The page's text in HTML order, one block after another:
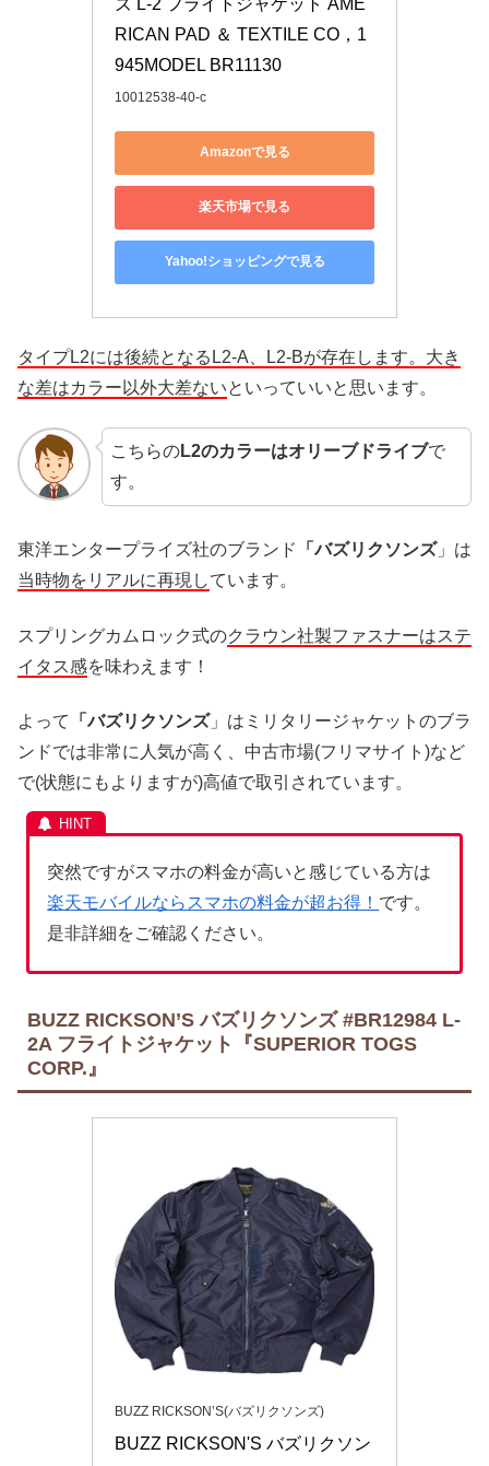
RICAN PAD ＆ TEXTILE CO，1
945MODEL BR11130
10012538-40-c
Amazonで見る
楽天市場で見る
Yahoo!ショッピングで見る
タイプL2には後続となるL2-A、L2-Bが存在します。大き
な差はカラー以外大差ないといっていいと思います。
こちらのL2のカラーはオリーブドライブで
す。
東洋エンタープライズ社のブランド 「バズリクソンズ」は
当時物をリアルに再現しています。
スプリングカムロック式のクラウン社製ファスナーはステ
イタス感を味わえます！
よって 「バズリクソンズ」はミリタリージャケットのブラ
ンドでは非常に人気が高く、中古市場(フリマサイト)など
で(状態にもよりますが)高値で取引されています。
突然ですがスマホの料金が高いと感じている方は
楽天モバイルならスマホの料金が超お得！ です。
是非詳細をご確認ください。
BUZZ RICKSON’S バズリクソンズ #BR12984 L-
2A フライトジャケット『SUPERIOR TOGS
CORP.』
BUZZ RICKSON’S(バズリクソンズ)
BUZZ RICKSON'S バズリクソン